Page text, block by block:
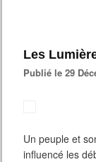
Les
Publié le 29
Un peuple et
influencé les